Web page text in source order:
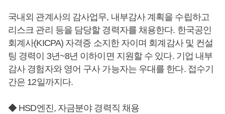
국내외 관계사의 감사업무, 내부감사 계획을 수립하고
리스크 관리 등을 담당할 경력자를 채용한다. 한국공인
회계사(KICPA) 자격증 소지한 자이며 회계감사 및 컨설
팅 경력이 3년~8년 이하이면 지원할 수 있다. 기업 내부
감사 경험자와 영어 구사 가능자는 우대를 한다. 접수기
간은 12일까지다.
◆ HSD엔진, 자금분야 경력직 채용